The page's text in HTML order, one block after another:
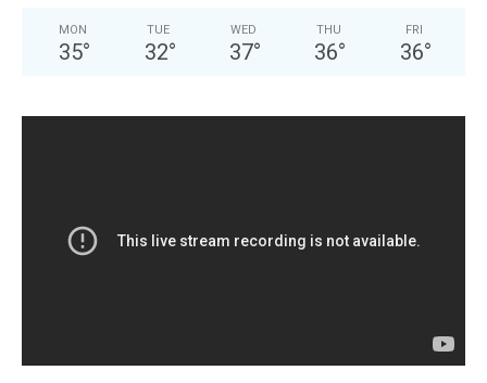
MON
35°
TUE
32°
WED
37°
THU
36°
FRI
36°